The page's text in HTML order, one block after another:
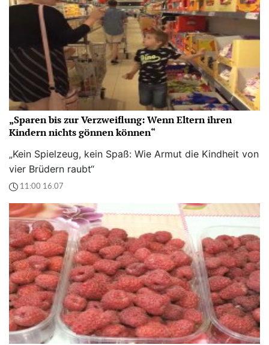
„Sparen bis zur Verzweiflung: Wenn Eltern ihren
Kindern nichts gönnen können“
„Kein Spielzeug, kein Spaß: Wie Armut die Kindheit von
vier Brüdern raubt“
11:00 16.07